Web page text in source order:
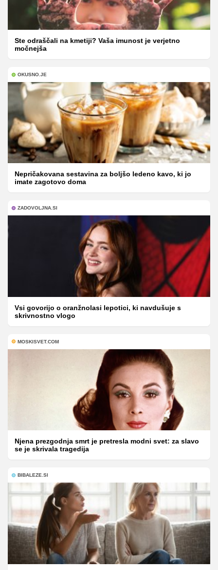
Ste odraščali na kmetiji? Vaša imunost je verjetno
močnejša
OKUSNO.JE
Nepričakovana sestavina za boljšo ledeno kavo, ki jo
imate zagotovo doma
ZADOVOLJNA.SI
Vsi govorijo o oranžnolasi lepotici, ki navdušuje s
skrivnostno vlogo
MOSKISVET.COM
Njena prezgodnja smrt je pretresla modni svet: za slavo
se je skrivala tragedija
BIBALEZE.SI